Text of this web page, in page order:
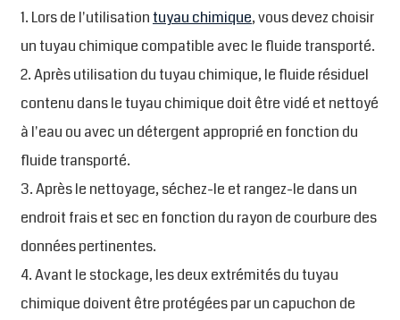
1. Lors de l'utilisationtuyau chimique, vous devez choisir
un tuyau chimique compatible avec le fluide transporté.
2. Après utilisation du tuyau chimique, le fluide résiduel
contenu dans le tuyau chimique doit être vidé et nettoyé
à l'eau ou avec un détergent approprié en fonction du
fluide transporté.
3. Après le nettoyage, séchez-le et rangez-le dans un
endroit frais et sec en fonction du rayon de courbure des
données pertinentes.
4. Avant le stockage, les deux extrémités du tuyau
chimique doivent être protégées par un capuchon de